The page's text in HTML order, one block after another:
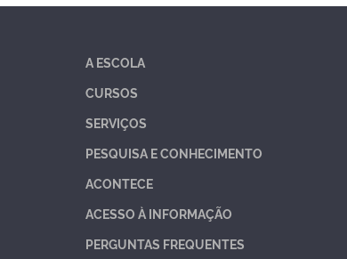
A ESCOLA
CURSOS
SERVIÇOS
PESQUISA E CONHECIMENTO
ACONTECE
ACESSO À INFORMAÇÃO
PERGUNTAS FREQUENTES